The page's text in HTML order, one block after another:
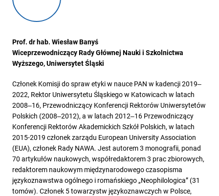
Prof. dr hab. Wiesław Banyś
Wiceprzewodniczący Rady Głównej Nauki i Szkolnictwa
Wyższego, Uniwersytet Śląski
Członek Komisji do spraw etyki w nauce PAN w kadencji 2019‒
2022, Rektor Uniwersytetu Śląskiego w Katowicach w latach
2008‒16, Przewodniczący Konferencji Rektorów Uniwersytetów
Polskich (2008‒2012), a w latach 2012‒16 Przewodniczący
Konferencji Rektorów Akademickich Szkół Polskich, w latach
2015-2019 członek zarządu European University Association
(EUA), członek Rady NAWA. Jest autorem 3 monografii, ponad
70 artykułów naukowych, współredaktorem 3 prac zbiorowych,
redaktorem naukowym międzynarodowego czasopisma
językoznawstwa ogólnego i romańskiego „Neophilologica” (31
tomów). Członek 5 towarzystw językoznawczych w Polsce,